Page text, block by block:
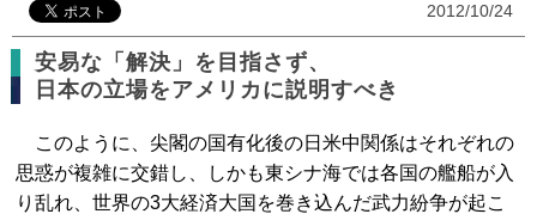
2012/10/24
安易な「解決」を目指さず、
日本の立場をアメリカに説明すべき
このように、尖閣の国有化後の日米中関係はそれぞれの
思惑が複雑に交錯し、しかも東シナ海では各国の艦船が入
り乱れ、世界の3大経済大国を巻き込んだ武力紛争が起こ